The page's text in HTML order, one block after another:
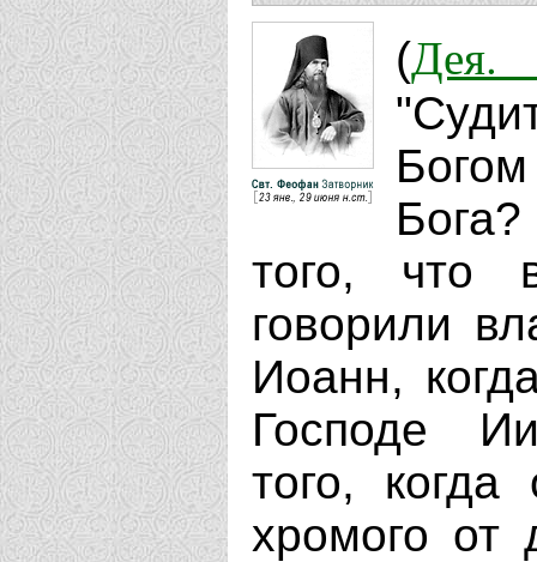
(Дея.
того, что
говорили
Иоанн,
Господе
того,
хромого от